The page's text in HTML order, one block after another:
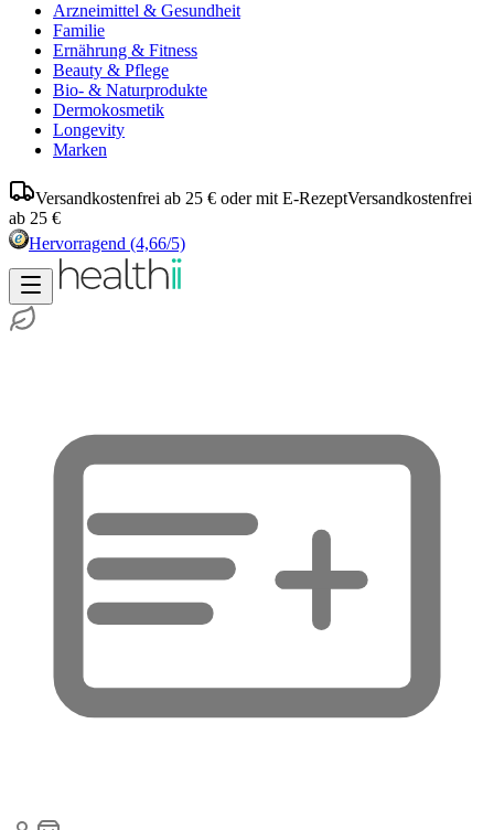
Arzneimittel & Gesundheit
Familie
Ernährung & Fitness
Beauty & Pflege
Bio- & Naturprodukte
Dermokosmetik
Longevity
Marken
Versandkostenfrei ab 25 € oder mit E-RezeptVersandkostenfrei
ab 25 €
Hervorragend (4,66/5)